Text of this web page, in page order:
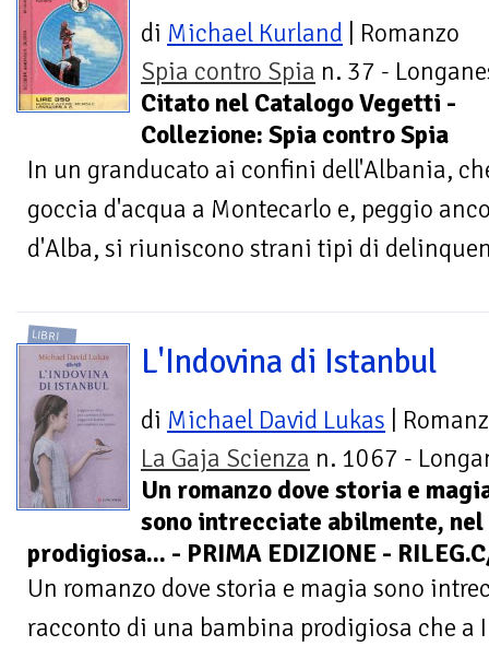
di Michael Kurland | Romanzo
Spia contro Spia n. 37 -
Citato nel Catalogo Vegetti -
Collezione: Spia contro Spia
In un granducato ai confini dell'Albania,
goccia d'acqua a Montecarlo e, peggio
d'Alba, si riuniscono strani tipi di
LIBRI
L'Indovina di Istanbul
di Michael David Lukas |
La Gaja Scienza n. 1067 -
Un romanzo dove storia e
sono intrecciate abilmente,
prodigiosa... - PRIMA EDIZIONE -
Un romanzo dove storia e magia sono
racconto di una bambina prodigiosa che